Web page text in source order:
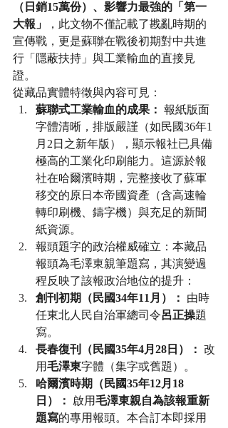
（日銷15萬份）、影響力最強的「第一
大報」
，此文物不僅記載了戡亂時期的
宣傳戰，更是蘇聯在戰後初期對中共進
行「隱蔽扶持」與工業輸血的直接見
證。
從藏品實體特徵與內容可見：
蘇聯式工業輸血的成果： 報紙版面
字體清晰，排版嚴謹（如民國36年1
月2日之新年版），顯示報社已具備
極高的工業化印刷能力。這源於報
社在哈爾濱時期，完整接收了蘇軍
移交的原日本帝國資產（含高速輪
轉印刷機、鑄字機）與充足的新聞
紙資源。
報頭題字的政治權威確立：本藏品
報頭為毛澤東親筆題寫，其演變過
程反映了該報政治地位的提升：
創刊初期（民國34年11月）：
由時
任東北人民自治軍總司令呂正操題
寫。
長春復刊（民國35年4月28日）： 改
用毛澤東字體（集字或舊題）。
哈爾濱時期（民國35年12月18
日）：
啟用毛澤東親自為該報重新
題寫的專用報頭。本合訂本即採用